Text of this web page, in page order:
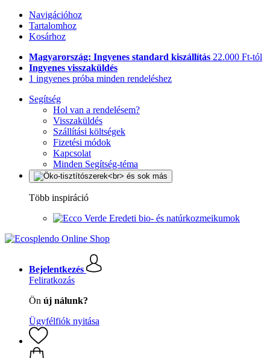
Navigációhoz
Tartalomhoz
Kosárhoz
Magyarország: Ingyenes standard kiszállítás 22.000 Ft-tól
Ingyenes visszaküldés
1 ingyenes próba minden rendeléshez
Segítség
Hol van a rendelésem?
Visszaküldés
Szállítási költségek
Fizetési módok
Kapcsolat
Minden Segítség-téma
Több inspiráció
Eredeti bio- és natúrkozmeikumok
Bejelentkezés
Feliratkozás
Ön új nálunk?
Ügyfélfiók nyitása